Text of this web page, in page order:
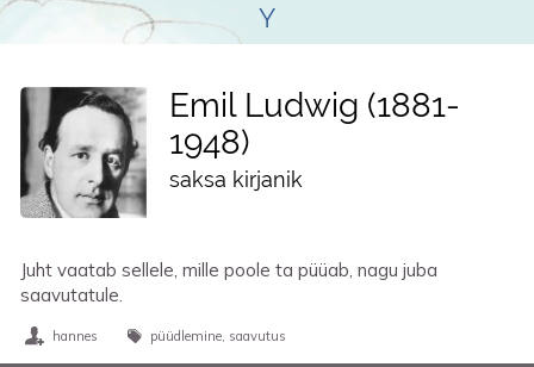
Y
Emil Ludwig 1881-
1948
saksa kirjanik
Juht vaatab sellele, mille poole ta püüab, nagu juba
saavutatule.
hannes püüdlemine saavutus